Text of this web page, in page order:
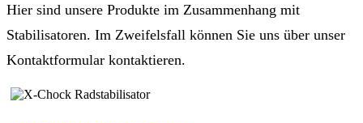
Hier sind unsere Produkte im Zusammenhang mit
Stabilisatoren. Im Zweifelsfall können Sie uns über unser
Kontaktformular kontaktieren.